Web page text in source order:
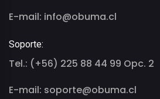
E-mail: info@obuma.cl
Soporte:
Tel.: (+56) 225 88 44 99 Opc. 2
E-mail: soporte@obuma.cl